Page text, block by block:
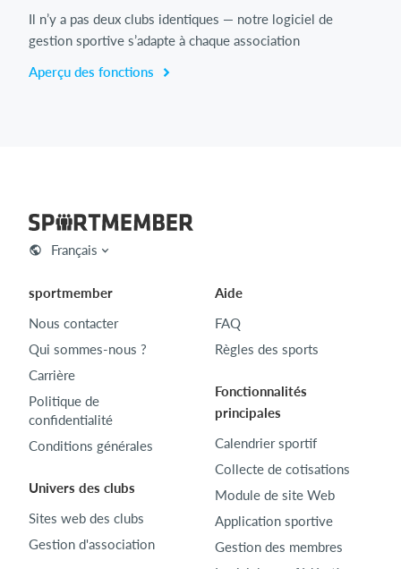
Il n’y a pas deux clubs identiques — notre logiciel de
gestion sportive s’adapte à chaque association
Aperçu des fonctions
Français
sportmember
Nous contacter
Qui sommes-nous ?
Carrière
Politique de
confidentialité
Conditions générales
Univers des clubs
Sites web des clubs
Gestion d'association
Aide
FAQ
Règles des sports
Fonctionnalités
principales
Calendrier sportif
Collecte de cotisations
Module de site Web
Application sportive
Gestion des membres